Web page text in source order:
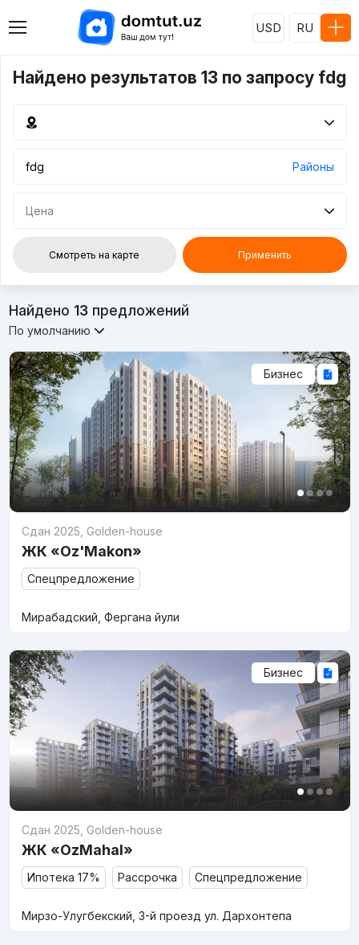
USD RU
Найдено результатов 13 по запросу fdg
Районы
Цена
Смотреть на карте Применить
Найдено 13предложений
По умолчанию
Бизнес
Сдан 2025 Golden-house
ЖК «Oz'Makon»
Спецпредложение
Мирабадский, Фергана йули
Бизнес
Сдан 2025 Golden-house
ЖК «OzMahal»
Ипотека 17% Рассрочка Спецпредложение
Мирзо-Улугбекский, 3-й проезд ул. Дархонтепа